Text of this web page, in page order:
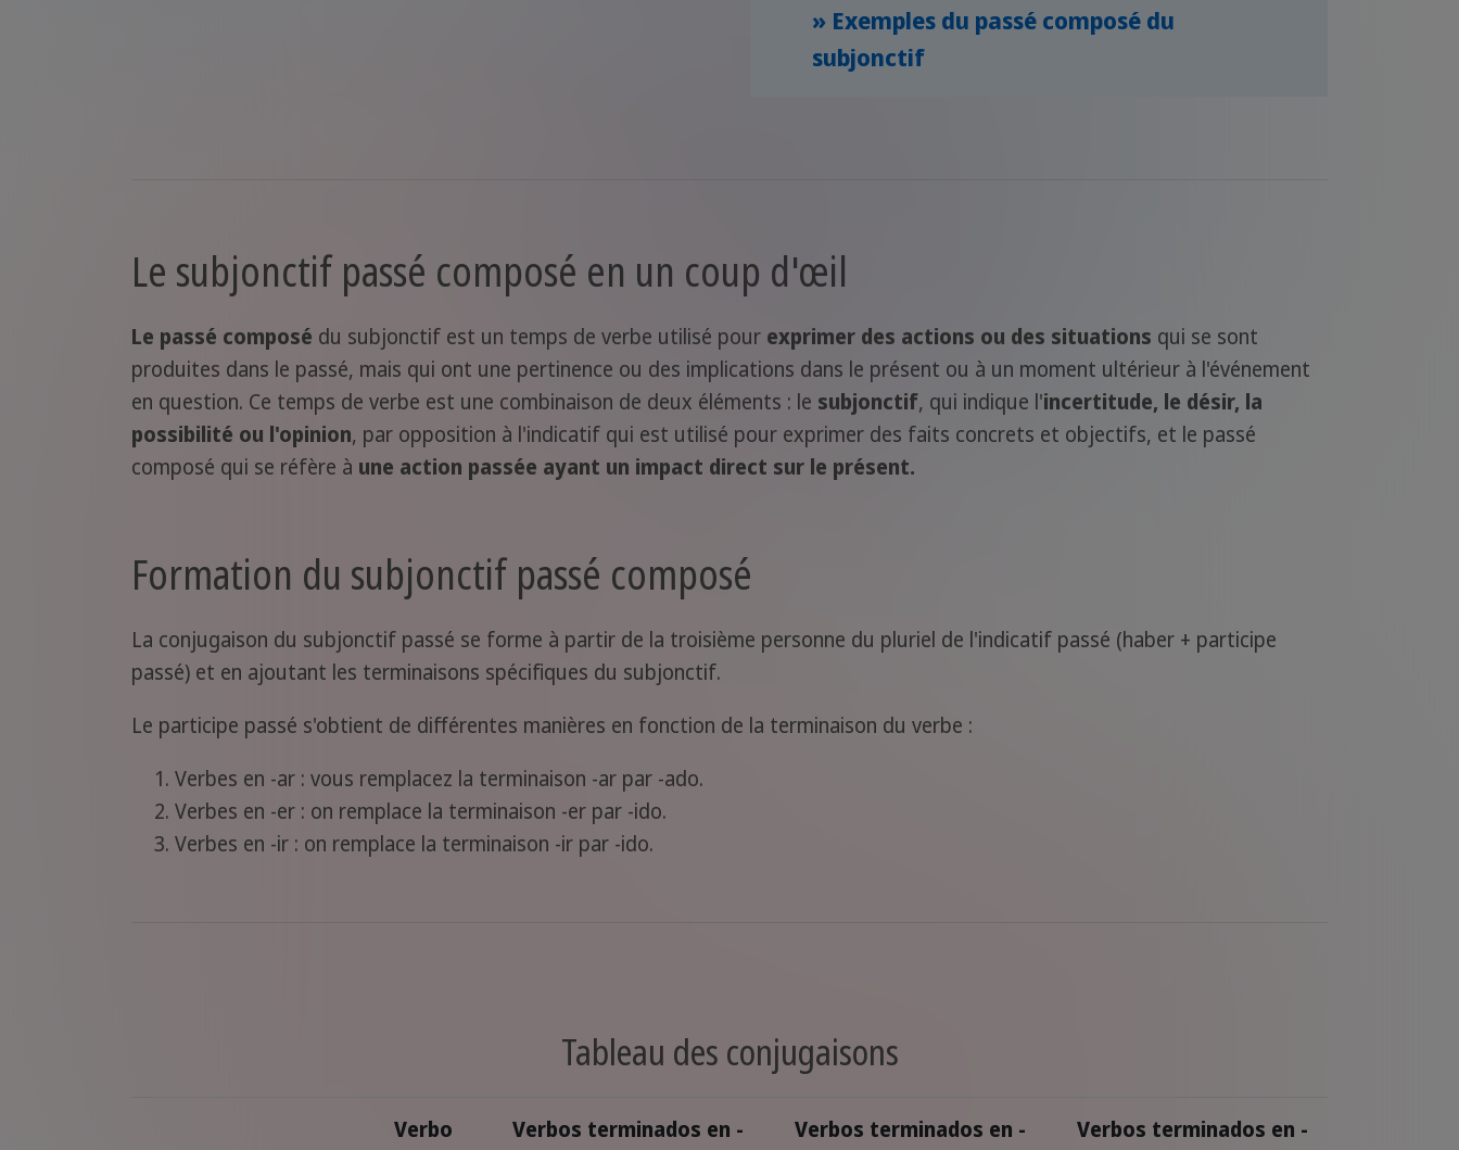
» Exemples du passé composé du
subjonctif
Le subjonctif passé composé en un coup d'œil
Le passé composé du subjonctif est un temps de verbe utilisé pour exprimer des actions ou des situations qui se sont
produites dans le passé, mais qui ont une pertinence ou des implications dans le présent ou à un moment ultérieur à l'événement
en question. Ce temps de verbe est une combinaison de deux éléments : le subjonctif, qui indique l'incertitude, le désir, la
possibilité ou l'opinion, par opposition à l'indicatif qui est utilisé pour exprimer des faits concrets et objectifs, et le passé
composé qui se réfère à une action passée ayant un impact direct sur le présent.
Formation du subjonctif passé composé
La conjugaison du subjonctif passé se forme à partir de la troisième personne du pluriel de l'indicatif passé (haber + participe
passé) et en ajoutant les terminaisons spécifiques du subjonctif.
Le participe passé s'obtient de différentes manières en fonction de la terminaison du verbe :
Verbes en -ar : vous remplacez la terminaison -ar par -ado.
Verbes en -er : on remplace la terminaison -er par -ido.
Verbes en -ir : on remplace la terminaison -ir par -ido.
Tableau des conjugaisons
Verbo
Verbos terminados en -
Verbos terminados en -
Verbos terminados en -